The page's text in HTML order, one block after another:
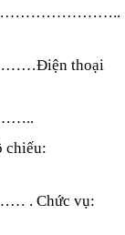
thoại
. Chức vụ: